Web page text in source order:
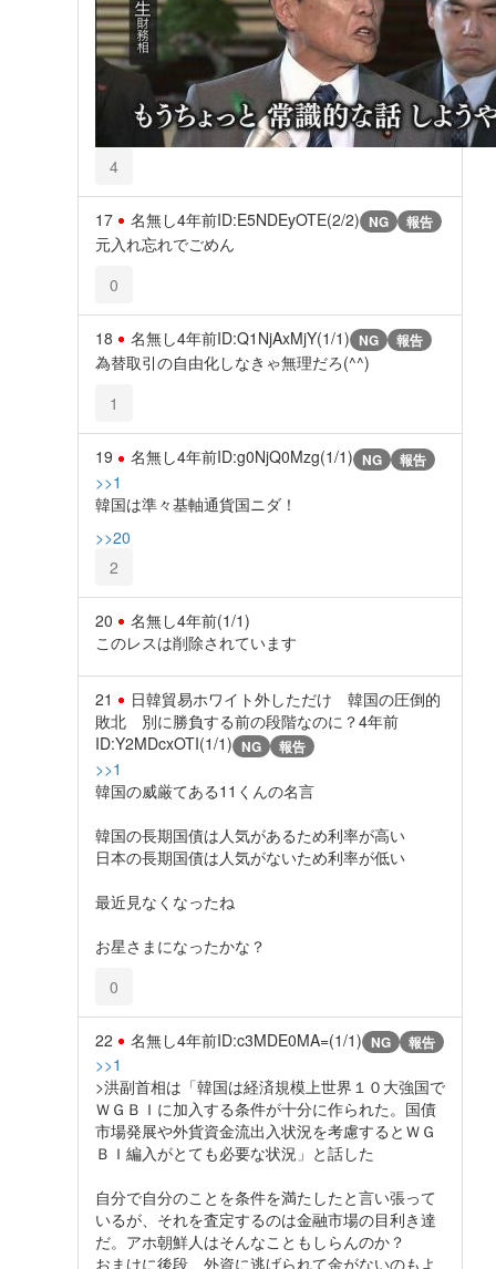
4
17 名無し4年前ID:E5NDEyOTE(2/2) NG 報告
元入れ忘れでごめん
0
18 名無し4年前ID:Q1NjAxMjY(1/1) NG 報告
為替取引の自由化しなきゃ無理だろ(^^)
1
19 名無し4年前ID:g0NjQ0Mzg(1/1) NG 報告
>>1
韓国は準々基軸通貨国ニダ！
>>20
2
20 名無し4年前(1/1)
このレスは削除されています
21
日韓貿易ホワイト外しただけ 韓国の圧倒的
敗北 別に勝負する前の段階なのに？4年前
ID:Y2MDcxOTI(1/1) NG 報告
>>1
韓国の威厳てある11くんの名言
韓国の長期国債は人気があるため利率が高い
日本の長期国債は人気がないため利率が低い
最近見なくなったね
お星さまになったかな？
0
22 名無し4年前ID:c3MDE0MA=(1/1) NG 報告
>>1
>洪副首相は「韓国は経済規模上世界１０大強国で
ＷＧＢＩに加入する条件が十分に作られた。国債
市場発展や外貨資金流出入状況を考慮するとＷＧ
ＢＩ編入がとても必要な状況」と話した
自分で自分のことを条件を満たしたと言い張って
いるが、それを査定するのは金融市場の目利き達
だ。アホ朝鮮人はそんなこともしらんのか？
おまけに後段、外資に逃げられて金がないのもよ